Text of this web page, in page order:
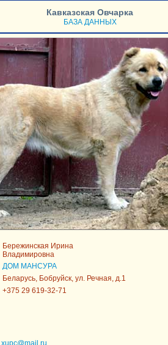
Кавказская Овчарка
БАЗА ДАННЫХ
Бережинская Ирина
Владимировна
ДОМ МАНСУРА
Беларусь, Бобруйск, ул. Речная, д.1
+375 29 619-32-71
xupc@mail.ru